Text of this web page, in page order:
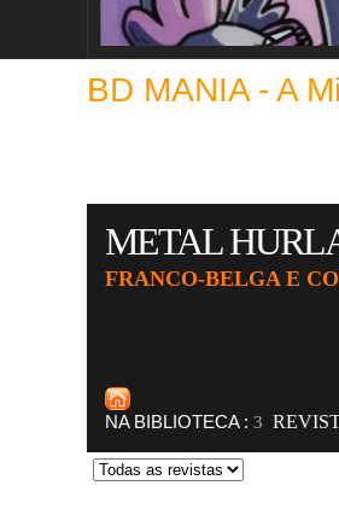
BD MANIA - A
METAL
FRANCO-BELGA E
NA BIBLIOTECA : 3